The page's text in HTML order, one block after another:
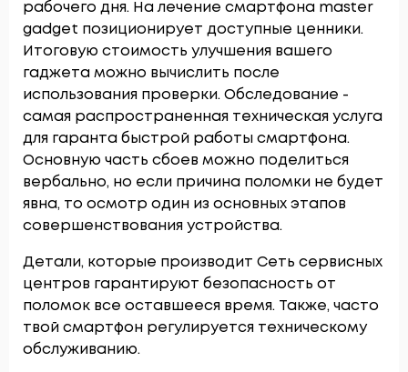
рабочего дня. На лечение смартфона master
gadget позиционирует доступные ценники.
Итоговую стоимость улучшения вашего
гаджета можно вычислить после
использования проверки. Обследование -
самая распространенная техническая услуга
для гаранта быстрой работы смартфона.
Основную часть сбоев можно поделиться
вербально, но если причина поломки не будет
явна, то осмотр один из основных этапов
совершенствования устройства.
Детали, которые производит Сеть сервисных
центров гарантируют безопасность от
поломок все оставшееся время. Также, часто
твой смартфон регулируется техническому
обслуживанию.